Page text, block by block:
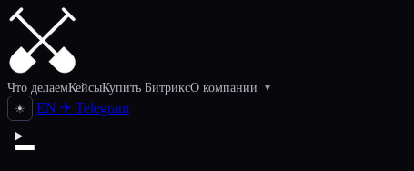
Что делаемКейсыКупить БитриксО компании ▾
☀ EN ✈ Telegram